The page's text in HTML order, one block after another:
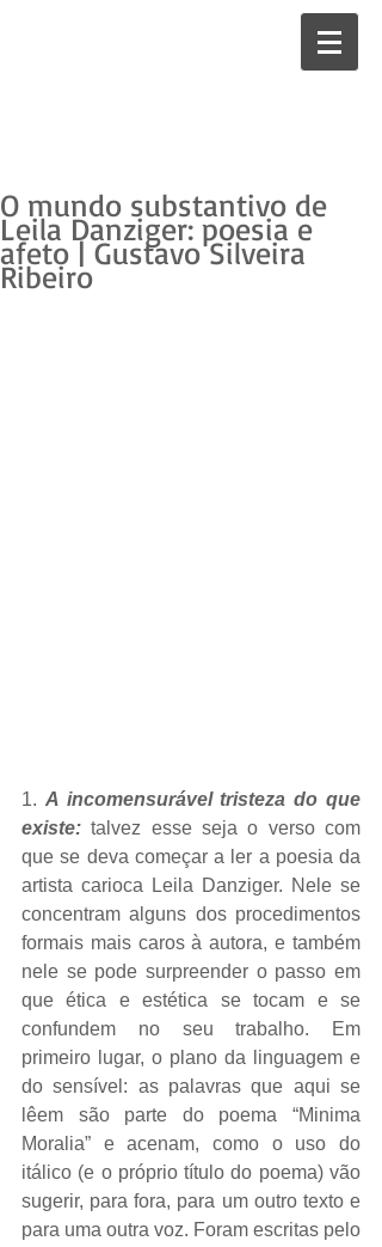
O mundo substantivo de
Leila Danziger: poesia e
afeto | Gustavo Silveira
Ribeiro
1. A incomensurável tristeza do que
existe: talvez esse seja o verso com
que se deva começar a ler a poesia da
artista carioca Leila Danziger. Nele se
concentram alguns dos procedimentos
formais mais caros à autora, e também
nele se pode surpreender o passo em
que ética e estética se tocam e se
confundem no seu trabalho. Em
primeiro lugar, o plano da linguagem e
do sensível: as palavras que aqui se
lêem são parte do poema “Minima
Moralia” e acenam, como o uso do
itálico (e o próprio título do poema) vão
sugerir, para fora, para um outro texto e
para uma outra voz. Foram escritas pelo